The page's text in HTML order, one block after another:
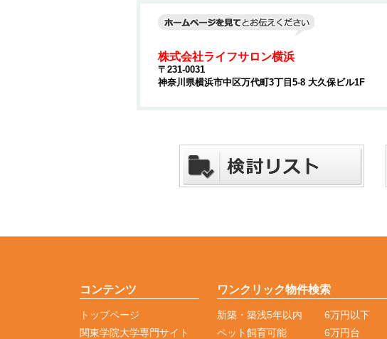
株式会社ライフサロン横浜
〒231-0031
神奈川県横浜市中区万代町3丁目5-8 大久保ビル1F
コンテンツ
トップページ
関東学院大学専門サイト
ワンクリック物件検索
新築・築浅5年以内
ペット飼育可能
6万円以下
6万円台